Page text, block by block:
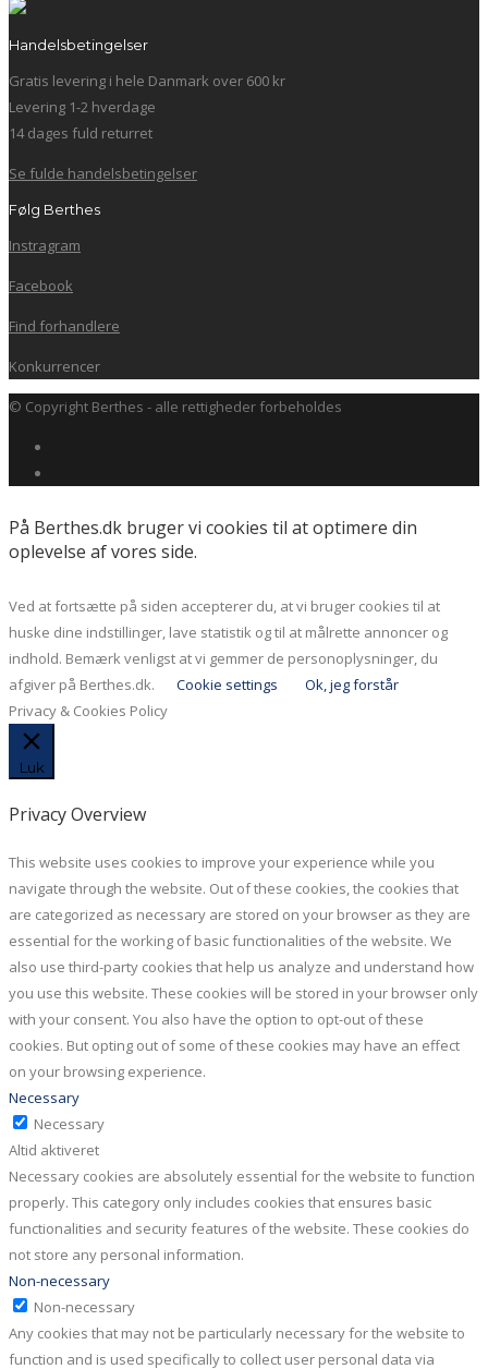
Handelsbetingelser
Gratis levering i hele Danmark over 600 kr
Levering 1-2 hverdage
14 dages fuld returret
Se fulde handelsbetingelser
Følg Berthes
Instragram
Facebook
Find forhandlere
Konkurrencer
© Copyright Berthes - alle rettigheder forbeholdes
På Berthes.dk bruger vi cookies til at optimere din
oplevelse af vores side.
Ved at fortsætte på siden accepterer du, at vi bruger cookies til at
huske dine indstillinger, lave statistik og til at målrette annoncer og
indhold. Bemærk venligst at vi gemmer de personoplysninger, du
afgiver på Berthes.dk.
Cookie settings
Ok, jeg forstår
Privacy & Cookies Policy
Luk
Privacy Overview
This website uses cookies to improve your experience while you
navigate through the website. Out of these cookies, the cookies that
are categorized as necessary are stored on your browser as they are
essential for the working of basic functionalities of the website. We
also use third-party cookies that help us analyze and understand how
you use this website. These cookies will be stored in your browser only
with your consent. You also have the option to opt-out of these
cookies. But opting out of some of these cookies may have an effect
on your browsing experience.
Necessary
Necessary
Altid aktiveret
Necessary cookies are absolutely essential for the website to function
properly. This category only includes cookies that ensures basic
functionalities and security features of the website. These cookies do
not store any personal information.
Non-necessary
Non-necessary
Any cookies that may not be particularly necessary for the website to
function and is used specifically to collect user personal data via